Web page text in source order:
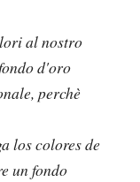
al nostro
d'oro
perchè
los colores de
un fondo